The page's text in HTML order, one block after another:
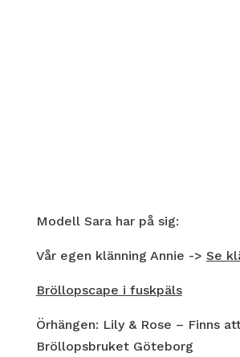
Modell Sara har på sig:
Vår egen klänning Annie -> Se
Bröllopscape i fuskpäls
Örhängen: Lily & Rose – Finns
Bröllopsbruket Göteborg